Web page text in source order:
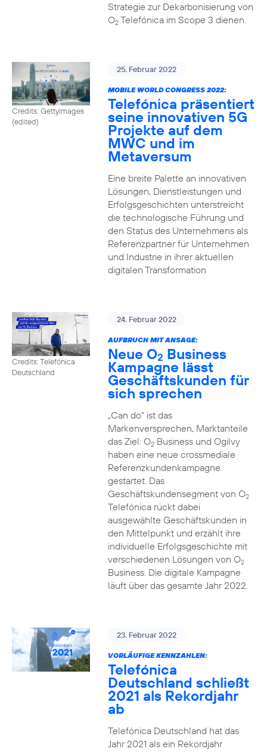
Strategie zur Dekarbonisierung von
O2Telefónica im Scope 3 dienen.
Credits: Gettyimages
(edited)
25. Februar 2022
MOBILE WORLD CONGRESS 2022:
Telefónica präsentiert
seine innovativen 5G
Projekte auf dem
MWC und im
Metaversum
Eine breite Palette an innovativen
Lösungen, Dienstleistungen und
Erfolgsgeschichten unterstreicht
die technologische Führung und
den Status des Unternehmens als
Referenzpartner für Unternehmen
und Industrie in ihrer aktuellen
digitalen Transformation
Credits: Telefónica
Deutschland
24. Februar 2022
AUFBRUCH MIT ANSAGE:
Neue O2 Business
Kampagne lässt
Geschäftskunden für
sich sprechen
„Can do“ ist das
Markenversprechen, Marktanteile
das Ziel: O2Business und Ogilvy
haben eine neue crossmediale
Referenzkundenkampagne
gestartet. Das
Geschäftskundensegment von O2
Telefónica rückt dabei
ausgewählte Geschäftskunden in
den Mittelpunkt und erzählt ihre
individuelle Erfolgsgeschichte mit
verschiedenen Lösungen von O2
Business. Die digitale Kampagne
läuft über das gesamte Jahr 2022.
23. Februar 2022
VORLÄUFIGE KENNZAHLEN:
Telefónica
Deutschland schließt
2021 als Rekordjahr
ab
Telefónica Deutschland hat das
Jahr 2021 als ein Rekordjahr